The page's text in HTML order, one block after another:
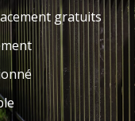
gratuits